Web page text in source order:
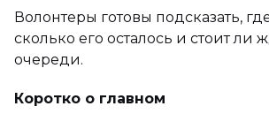
Волонтеры готовы подсказать,
сколько его осталось и стоит ли
очереди.
Коротко о главном